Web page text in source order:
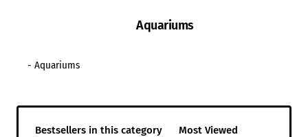
Aquariums
- Aquariums
Bestsellers in this category Most Viewed